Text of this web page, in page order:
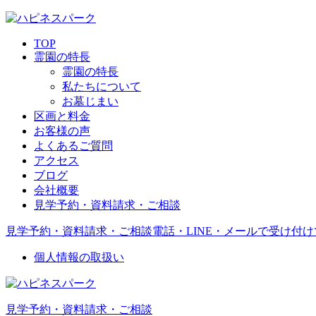
TOP
霊園の特長
霊園の特長
私たちについて
お墓じまい
区画と料金
お客様の声
よくあるご質問
アクセス
ブログ
会社概要
見学予約・資料請求・ご相談
見学予約・資料請求・ご相談電話・LINE・メールで受け付け
個人情報の取扱い
見学予約・資料請求・ご相談